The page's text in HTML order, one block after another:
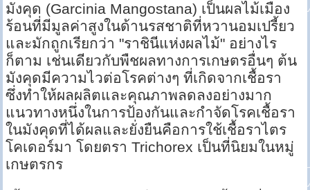
มังคุด (Garcinia Mangostana) เป็นผลไม้เมือง
ร้อนที่มีมูลค่าสูงในด้านรสชาติที่หวานอมเปรี้ยว
และมักถูกเรียกว่า "ราชินีแห่งผลไม้" อย่างไร
ก็ตาม เช่นเดียวกับพืชผลทางการเกษตรอื่นๆ ต้น
มังคุดมีความไวต่อโรคต่างๆ ที่เกิดจากเชื้อรา
ซึ่งทำให้ผลผลิตและคุณภาพลดลงอย่างมาก
แนวทางหนึ่งในการป้องกันและกำจัดโรคเชื้อรา
ในมังคุดที่ได้ผลและยั่งยืนคือการใช้เชื้อราไตร
โคเดอร์มา โดยตรา Trichorex เป็นที่นิยมในหมู่
เกษตรกร